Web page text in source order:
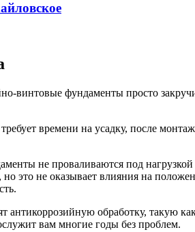
винтовые фундаменты просто
времени на усадку, после
не проваливаются под
это не оказывает влияния на
обработку, такую
вам многие годы без проблем.